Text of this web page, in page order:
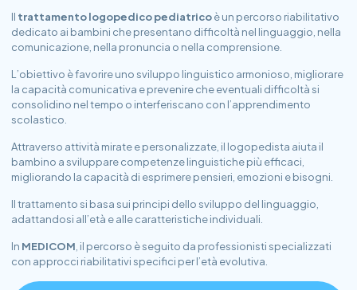
Il trattamento logopedico pediatricoè un percorso riabilitativo
dedicato ai bambini che presentano difficoltà nel linguaggio, nella
comunicazione, nella pronuncia o nella comprensione.
L’obiettivo è favorire uno sviluppo linguistico armonioso, migliorare
la capacità comunicativa e prevenire che eventuali difficoltà si
consolidino nel tempo o interferiscano con l’apprendimento
scolastico.
Attraverso attività mirate e personalizzate, il logopedista aiuta il
bambino a sviluppare competenze linguistiche più efficaci,
migliorando la capacità di esprimere pensieri, emozioni e bisogni.
Il trattamento si basa sui principi dellosviluppo del linguaggio
adattandosi all’età e alle caratteristiche individuali.
In MEDICOM , il percorso è seguito da professionisti specializzati
con approcci riabilitativi specifici per l’età evolutiva.